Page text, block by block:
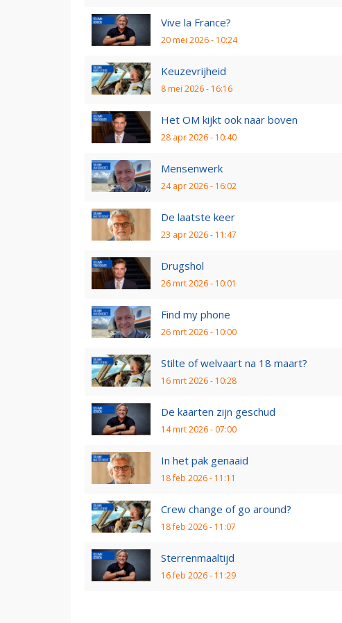
Vive la France?
20 mei 2026 - 10:24
Keuzevrijheid
8 mei 2026 - 16:16
Het OM kijkt ook naar boven
28 apr 2026 - 10:40
Mensenwerk
24 apr 2026 - 16:02
De laatste keer
23 apr 2026 - 11:47
Drugshol
26 mrt 2026 - 10:01
Find my phone
26 mrt 2026 - 10:00
Stilte of welvaart na 18 maart?
16 mrt 2026 - 10:28
De kaarten zijn geschud
14 mrt 2026 - 07:00
In het pak genaaid
18 feb 2026 - 11:11
Crew change of go around?
18 feb 2026 - 11:07
Sterrenmaaltijd
16 feb 2026 - 11:29